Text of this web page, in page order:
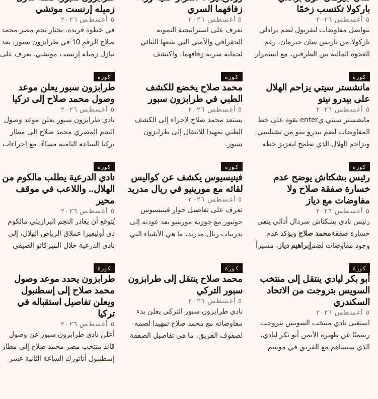
باركولا تكتسب زخمًا
٥ أغسطس ٢٠٢٦
تتواصل مفاوضات ليفربول لضم برادلي
باركولا من باريس سان جيرمان، رغم
الفجوة المالية بين الطرفين، مع استمرار
إغلاق سوق الانتقالات
زفافهما السري
٥ أغسطس ٢٠٢٦
تعرف على استراتيجية التمويه
الجغرافي والأمني التي يتبعها الثنائي
لحماية سرية زفافهما، واكتشف
في البرتغال، واعرف ما هي الخطوات
القادمة في هذا الحدث العالمي
زميله إرنست موتشي
٥ أغسطس ٢٠٢٦
في خطوة فريدة، يختار نجم مصر محمد
صلاح الرقم 10 في طرابزون سبور، بعد
تنازل زميله إرنست موتشي. تعرف على
كورة
مانشستر سيتي يزاحم الهلال
على بيدرو نيتو
٥ أغسطس ٢٠٢٦
مانشستر سيتي يenter بقوة على خط
المفاوضات لضم بيدرو نيتو من تشيلسي،
وتزاحم الهلال الذي يطمح لتعزيز خطه
كورة
محمد صلاح يخضع للكشف
الطبي في طرابزون سبور
٥ أغسطس ٢٠٢٦
يستعد محمد صلاح لإجراء إلى الكشف
الطبي تمهيدا للانتقال إلى طرابزون
سبور.
كورة
طرابزون سبور يعلن موعد
وصول محمد صلاح إلى تركيا
٥ أغسطس ٢٠٢٦
نادي طرابزون سبور يعلن موعد وصول
النجم المصري محمد صلاح إلى مطار
تركيا الساعة الثامنة مساءً، مع إجراءات
جديد ومكافآت مالية.
كورة
رئيس بشكتاش يوضح عدم
خسارة صفقة صلاح ولا
مفاوضات مع دياز
٥ أغسطس ٢٠٢٦
رئيس نادي بشكتاش سردال أدالي ينفي
خسارة صفقةمحمد صلاح ويؤكد عدم
وجود مفاوضات لضمإبراهيم دياز ، مشيراً
محتملة أخرى.
كورة
فينيسيوس يكشف عن كواليس
لقائه مع مورينيو في ريال مدريد
٥ أغسطس ٢٠٢٦
تعرف على تفاصيل حوار فينيسيوس
جونيور مع جوزيه مورينيو بعد عودته إلى
تدريبات ريال مدريد، ما هي الأشياء التي
كورة
نادي الدرعية يطلب مالكوم من
الهلال.. واللاعب في موقف
محير
٥ أغسطس ٢٠٢٦
يُتوقع أن يغادر النجم البرازيلي مالكوم
دي أوليفيرا عملاق الرياض الهلال، إلى
نادي الدرعية خلال الميركاتو الصيفي
هذا الانتقال، وسط تقارير تفيد أن الهلال
يرحب بفراقته.
كورة
أبو بكر ليادي ينتقل إلى منتخب
السويس بتروجت من الاتحاد
السكندري
٥ أغسطس ٢٠٢٦
استغنى نادي منتخب السويس بتروجت
رسميًا عن ظهيره الأيمن أبو بكر ليادي،
الذي سيساهم مع الفريق في موسم
كورة
محمد صلاح ينتقل إلى طرابزون
سبور التركي
٥ أغسطس ٢٠٢٦
نادي طرابزون سبور التركي يعلن بدء
مفاوضاته مع محمد صلاح تمهيدا لضمه
لصفوف الفريق، ما هي تفاصيل الصفقة
كورة
طرابزون يحدد موعد وصول
محمد صلاح إلى إسطنبول
ويعلن تفاصيل استقباله في
تركيا
٥ أغسطس ٢٠٢٦
أعلن نادي طرابزون سبور عن وصول
قائد منتخب مصر محمد صلاح إلى مطار
إسطنبول أتاتورك الساعة الثانية عشر